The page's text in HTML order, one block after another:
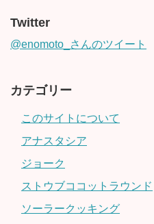
Twitter
@enomoto_さんのツイート
カテゴリー
このサイトについて
アナスタシア
ジョーク
ストウブココットラウンド
ソーラークッキング